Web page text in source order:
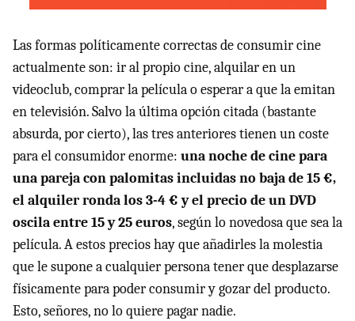
Las formas políticamente correctas de consumir cine
actualmente son: ir al propio cine, alquilar en un
videoclub, comprar la película o esperar a que la emitan
en televisión. Salvo la última opción citada (bastante
absurda, por cierto), las tres anteriores tienen un coste
para el consumidor enorme: una noche de cine para
una pareja con palomitas incluidas no baja de 15 €,
el alquiler ronda los 3-4 € y el precio de un DVD
oscila entre 15 y 25 euros, según lo novedosa que sea la
película. A estos precios hay que añadirles la molestia
que le supone a cualquier persona tener que desplazarse
físicamente para poder consumir y gozar del producto.
Esto, señores, no lo quiere pagar nadie.